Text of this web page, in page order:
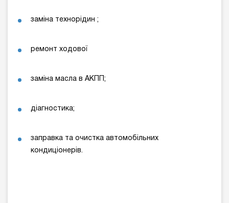
заміна технорідин ;
ремонт ходової
заміна масла в АКПП;
діагностика;
заправка та очистка автомобільних
кондиціонерів.